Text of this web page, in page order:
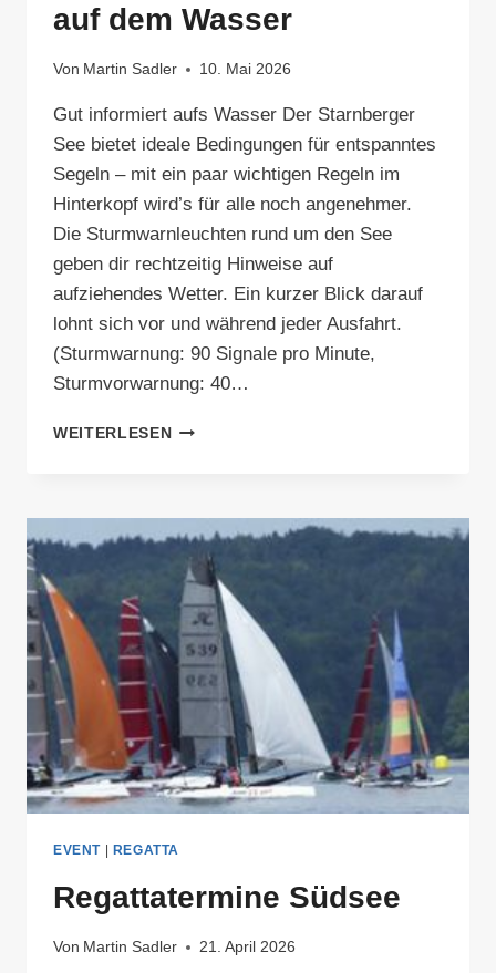
auf dem Wasser
Von Martin Sadler 10. Mai 2026
Gut informiert aufs Wasser Der Starnberger
See bietet ideale Bedingungen für entspanntes
Segeln – mit ein paar wichtigen Regeln im
Hinterkopf wird’s für alle noch angenehmer.
Die Sturmwarnleuchten rund um den See
geben dir rechtzeitig Hinweise auf
aufziehendes Wetter. Ein kurzer Blick darauf
lohnt sich vor und während jeder Ausfahrt.
(Sturmwarnung: 90 Signale pro Minute,
Sturmvorwarnung: 40…
WEITERLESENSICHER
SPASS A
UF D
EM W
ASSER
EVENT| REGATTA
Regattatermine Südsee
Von Martin Sadler 21. April 2026